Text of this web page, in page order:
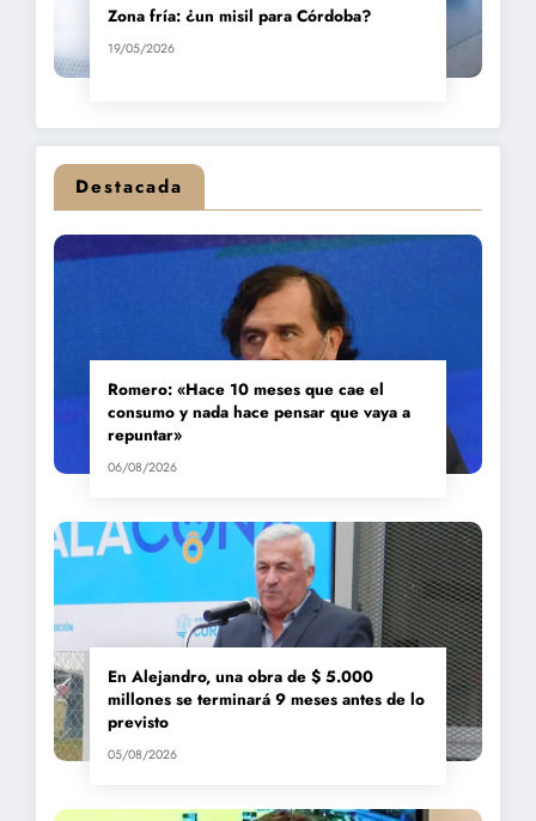
Zona fría: ¿un misil para Córdoba?
19/05/2026
Destacada
Romero: «Hace 10 meses que cae el
consumo y nada hace pensar que vaya a
repuntar»
06/08/2026
En Alejandro, una obra de $ 5.000
millones se terminará 9 meses antes de lo
previsto
05/08/2026